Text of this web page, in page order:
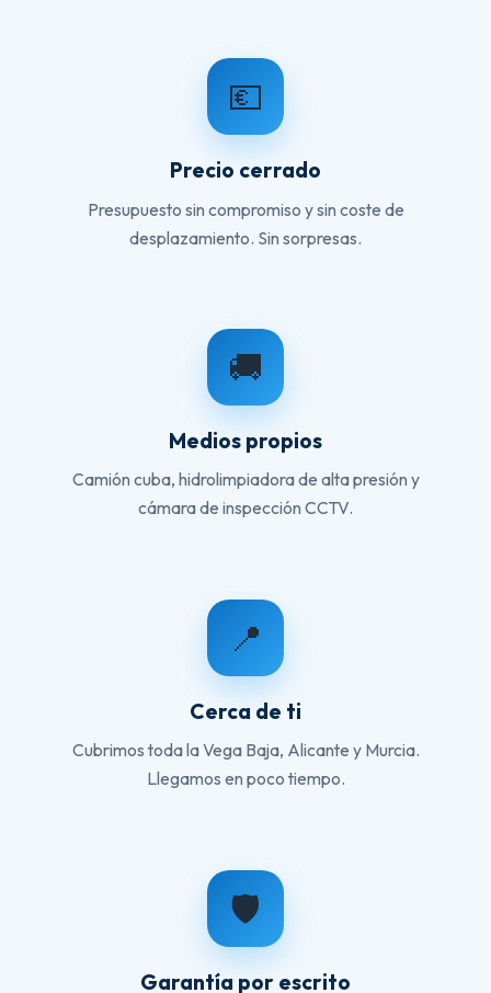
💶
Precio cerrado
Presupuesto sin compromiso y sin coste de
desplazamiento. Sin sorpresas.
🚚
Medios propios
Camión cuba, hidrolimpiadora de alta presión y
cámara de inspección CCTV.
📍
Cerca de ti
Cubrimos toda la Vega Baja, Alicante y Murcia.
Llegamos en poco tiempo.
🛡️
Garantía por escrito